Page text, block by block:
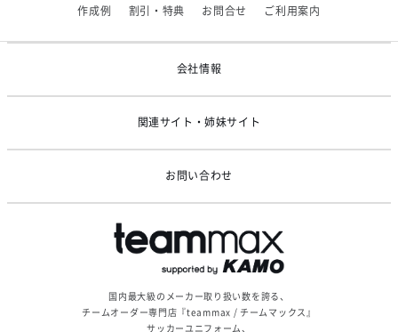
【アシックス】一部商品「生地の在庫限り」廃盤のお知らせ
作成例 割引・特典 お問合せ ご利用案内
会社情報
関連サイト・姉妹サイト
お問い合わせ
国内最大級のメーカー取り扱い数を誇る、
チームオーダー専門店『teammax / チームマックス』
サッカーユニフォーム、